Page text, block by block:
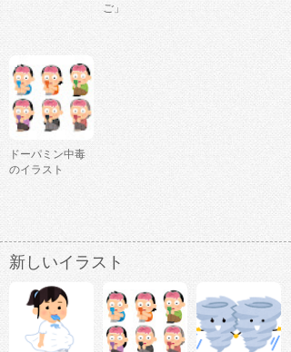
ご」
ドーパミン中毒
のイラスト
新しいイラスト